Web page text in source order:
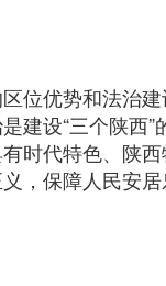
优势和法治建
建设“三个陕西
时代特色、陕
，保障人民安居